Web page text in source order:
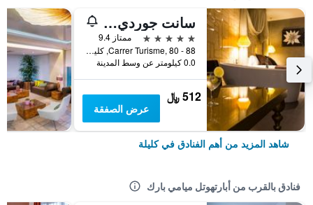
سانت جوردي بوتيك هوتل
5 نجوم
ممتاز 9.4
Carrer Turisme, 80 - 88, كليلة, كاتالونيا, أسبانيا
0.0 كيلومتر عن وسط المدينة
512 ﷼
عرض الصفقة
شاهد المزيد من أهم الفنادق في كليلة
فنادق بالقرب من أبارتهوتل ميامي بارك